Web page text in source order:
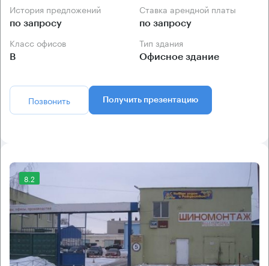
История предложений
по запросу
Ставка арендной платы
по запросу
Класс офисов
B
Тип здания
Офисное здание
Позвонить Получить презентацию
8.2